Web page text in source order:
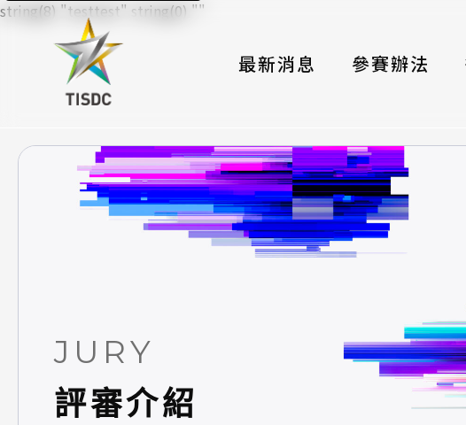
最新消息 參賽辦法
國際夥伴
時程與類別
報名格式
簡章與年鑑
常見問題
string(8) "testtest" string(0) ""
JURY
評審介紹